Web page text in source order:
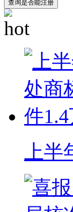
查询是否能注册
上